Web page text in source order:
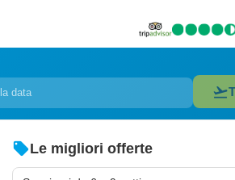
data flight_takeoff
local_offerLe migliori offerte